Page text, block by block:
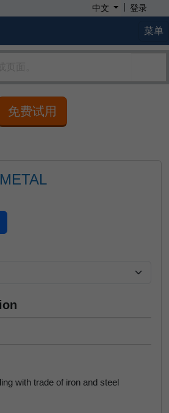
中文 | 登录
菜单
免费试用
with trade of iron and steel